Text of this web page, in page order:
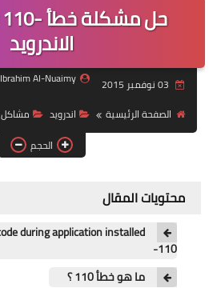
حماية
اندرويد
آيفون
ويندوز
الاندرويد
Ibrahim Al-Nuaimy
الصفحة الرئيسية
اندرويد
مشاكل
الحجم
محتويات المقال
during application installed
-110
ما هو خطأ 110 ؟